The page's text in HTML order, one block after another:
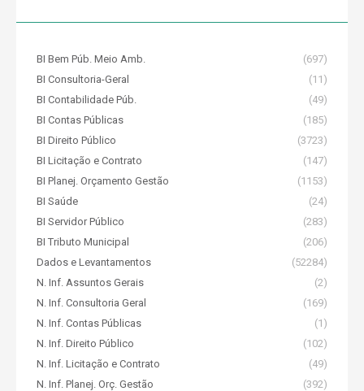
BI Bem Púb. Meio Amb.
(697)
BI Consultoria-Geral
(11)
BI Contabilidade Púb.
(49)
BI Contas Públicas
(185)
BI Direito Público
(3723)
BI Licitação e Contrato
(147)
BI Planej. Orçamento Gestão
(1153)
BI Saúde
(24)
BI Servidor Público
(283)
BI Tributo Municipal
(206)
Dados e Levantamentos
(52284)
N. Inf. Assuntos Gerais
(2)
N. Inf. Consultoria Geral
(169)
N. Inf. Contas Públicas
(1)
N. Inf. Direito Público
(102)
N. Inf. Licitação e Contrato
(49)
N. Inf. Planej. Orç. Gestão
(392)